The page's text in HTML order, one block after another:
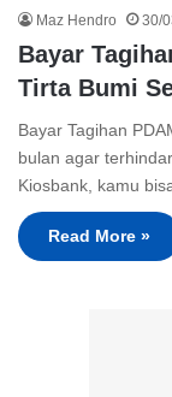
Maz Hendro 30/
Bayar
Tirta Bumi
Bayar Tagihan
bulan agar
Kiosbank, kamu
Read More »